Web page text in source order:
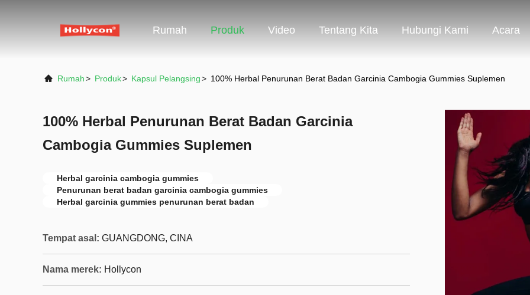
Rumah Produk Video Tentang Kita Hubungi Kami Acara
Rumah> Produk> Kapsul Pelangsing> 100% Herbal Penurunan Berat Badan Garcinia Cambogia Gummies Suplemen
100% Herbal Penurunan Berat Badan Garcinia
Cambogia Gummies Suplemen
Herbal garcinia cambogia gummies
Penurunan berat badan garcinia cambogia gummies
Herbal garcinia gummies penurunan berat badan
Tempat asal: GUANGDONG, CINA
Nama merek: Hollycon